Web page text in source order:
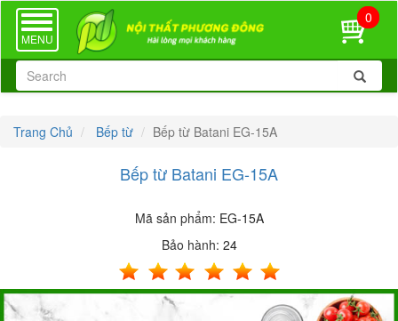
TOGGLE
NAVIGATION
MENU
0
Trang Chủ Bếp từ Bếp từ Batani EG-15A
Bếp từ Batani EG-15A
Mã sản phẩm: EG-15A
Bảo hành: 24